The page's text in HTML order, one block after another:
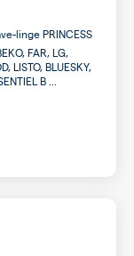
linge PRINCESS
FAR, LG,
LISTO, BLUESKY,
B ...